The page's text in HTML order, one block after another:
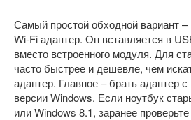
Самый простой обходной вариант
Wi-Fi адаптер. Он вставляется в
вместо встроенного модуля. Для
часто быстрее и дешевле, чем
адаптер. Главное – брать адаптер
версии Windows. Если ноутбук
или Windows 8.1, заранее